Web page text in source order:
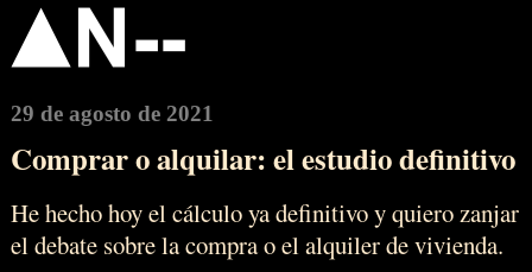
29 de agosto de 2021
Comprar o alquilar: el estudio definitivo
He hecho hoy el cálculo ya definitivo y quiero zanjar
el debate sobre la compra o el alquiler de vivienda.